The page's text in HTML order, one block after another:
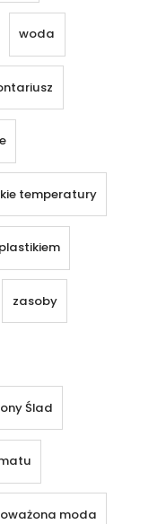
woda
temperatury
zasoby
Ślad
moda